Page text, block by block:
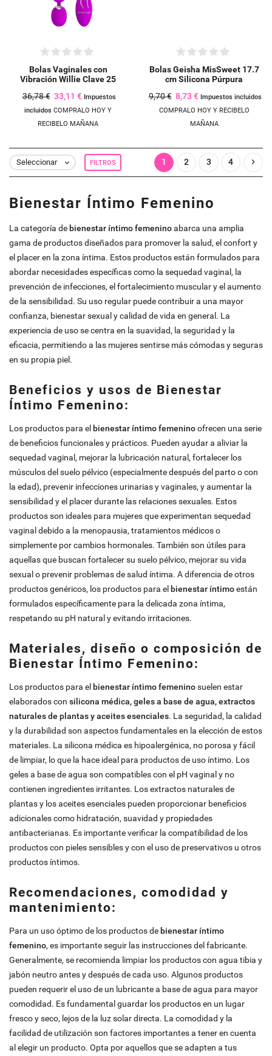
Bolas Vaginales con
Vibración Willie Clave 25
36,78 € 33,11 € Impuestos
incluidos COMPRALO HOY Y
RECIBELO MAÑANA
Bolas Geisha MisSweet 17.7
cm Silicona Púrpura
9,70 € 8,73 € Impuestos incluidos
COMPRALO HOY Y RECIBELO
MAÑANA
Seleccionar  FILTROS 1 2 3 4 
Bienestar Íntimo Femenino
La categoría de bienestar íntimo femeninoabarca una amplia
gama de productos diseñados para promover la salud, el confort y
el placer en la zona íntima. Estos productos están formulados para
abordar necesidades específicas como la sequedad vaginal, la
prevención de infecciones, el fortalecimiento muscular y el aumento
de la sensibilidad. Su uso regular puede contribuir a una mayor
confianza, bienestar sexual y calidad de vida en general. La
experiencia de uso se centra en la suavidad, la seguridad y la
eficacia, permitiendo a las mujeres sentirse más cómodas y seguras
en su propia piel.
Beneficios y usos de Bienestar
Íntimo Femenino:
Los productos para el bienestar íntimo femeninoofrecen una serie
de beneficios funcionales y prácticos. Pueden ayudar a aliviar la
sequedad vaginal, mejorar la lubricación natural, fortalecer los
músculos del suelo pélvico (especialmente después del parto o con
la edad), prevenir infecciones urinarias y vaginales, y aumentar la
sensibilidad y el placer durante las relaciones sexuales. Estos
productos son ideales para mujeres que experimentan sequedad
vaginal debido a la menopausia, tratamientos médicos o
simplemente por cambios hormonales. También son útiles para
aquellas que buscan fortalecer su suelo pélvico, mejorar su vida
sexual o prevenir problemas de salud íntima. A diferencia de otros
productos genéricos, los productos para el bienestar íntimoestán
formulados específicamente para la delicada zona íntima,
respetando su pH natural y evitando irritaciones.
Materiales, diseño o composición de
Bienestar Íntimo Femenino:
Los productos para el bienestar íntimo femeninosuelen estar
elaborados con silicona médica, geles a base de agua, extractos
naturales de plantas y aceites esenciales. La seguridad, la calidad
y la durabilidad son aspectos fundamentales en la elección de estos
materiales. La silicona médica es hipoalergénica, no porosa y fácil
de limpiar, lo que la hace ideal para productos de uso íntimo. Los
geles a base de agua son compatibles con el pH vaginal y no
contienen ingredientes irritantes. Los extractos naturales de
plantas y los aceites esenciales pueden proporcionar beneficios
adicionales como hidratación, suavidad y propiedades
antibacterianas. Es importante verificar la compatibilidad de los
productos con pieles sensibles y con el uso de preservativos u otros
productos íntimos.
Recomendaciones, comodidad y
mantenimiento:
Para un uso óptimo de los productos debienestar íntimo
femenino, es importante seguir las instrucciones del fabricante.
Generalmente, se recomienda limpiar los productos con agua tibia y
jabón neutro antes y después de cada uso. Algunos productos
pueden requerir el uso de un lubricante a base de agua para mayor
comodidad. Es fundamental guardar los productos en un lugar
fresco y seco, lejos de la luz solar directa. La comodidad y la
facilidad de utilización son factores importantes a tener en cuenta
al elegir un producto. Opta por aquellos que se adapten a tus
Añadir a la lista de deseos
add_circle_outline CREAR NUEVA LISTA
((modalTitle))
((confirmMessage))
((CANCELTEXT)) ((MODALDELETETEXT))
Crear lista de deseos
Nombre de la lista de deseos
CREAR LISTA DE DESEOS CANCELAR
Iniciar sesión
Debe iniciar sesión para guardar productos en su lista de deseos.
CANCELAR